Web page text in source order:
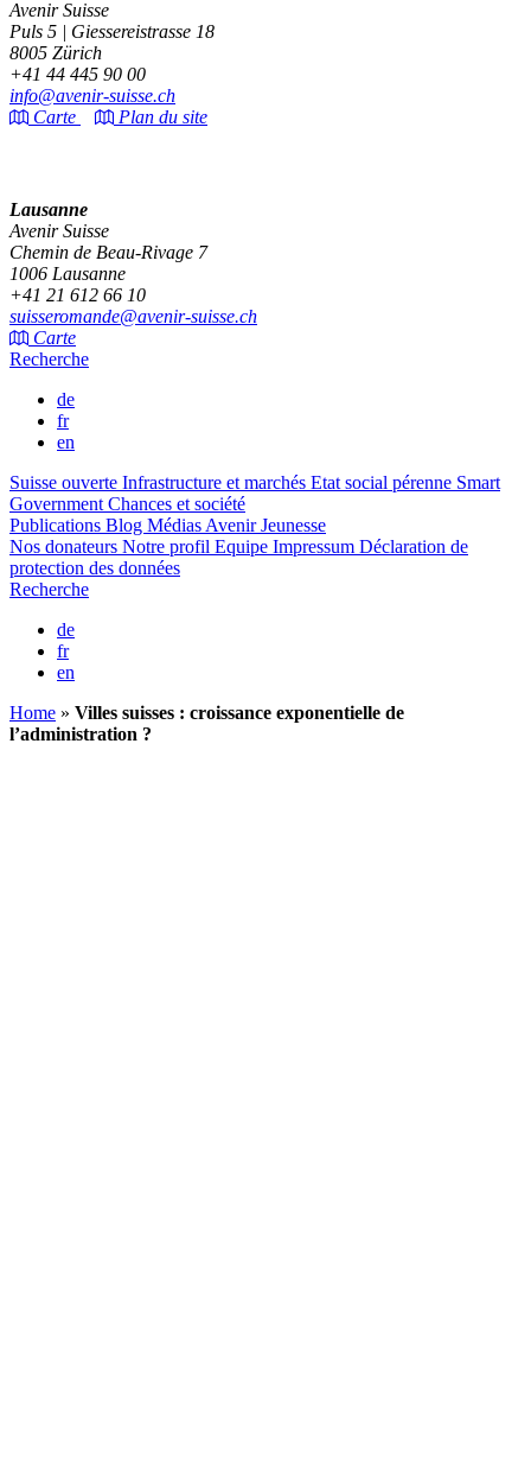
Avenir Suisse
Puls 5 | Giessereistrasse 18
8005 Zürich
+41 44 445 90 00
info@avenir-suisse.ch
Carte
Plan du site
Lausanne
Avenir Suisse
Chemin de Beau-Rivage 7
1006 Lausanne
+41 21 612 66 10
suisseromande@avenir-suisse.ch
Carte
Recherche
de
fr
en
Suisse ouverte Infrastructure et marchés Etat social pérenne Smart
Government Chances et société
Publications Blog Médias Avenir Jeunesse
Nos donateurs Notre profil Equipe Impressum Déclaration de
protection des données
Recherche
de
fr
en
Home » Villes suisses : croissance exponentielle de
l’administration ?